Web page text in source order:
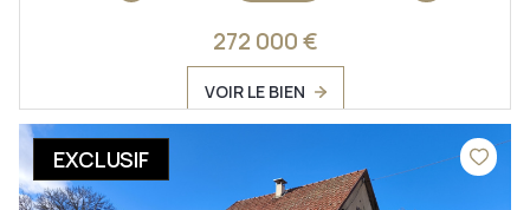
272 000 €
VOIR LE BIEN
EXCLUSIF